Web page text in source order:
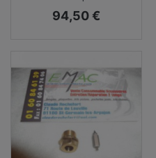
Prix
94,50 €